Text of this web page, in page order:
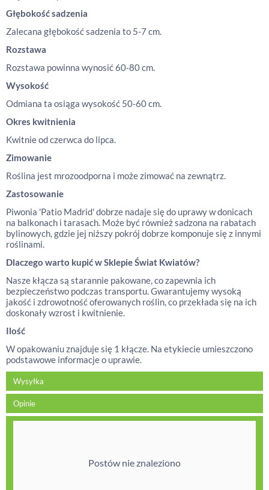
Głębokość sadzenia
Zalecana głębokość sadzenia to 5-7 cm.
Rozstawa
Rozstawa powinna wynosić 60-80 cm.
Wysokość
Odmiana ta osiąga wysokość 50-60 cm.
Okres kwitnienia
Kwitnie od czerwca do lipca.
Zimowanie
Roślina jest mrozoodporna i może zimować na zewnątrz.
Zastosowanie
Piwonia 'Patio Madrid' dobrze nadaje się do uprawy w donicach
na balkonach i tarasach. Może być również sadzona na rabatach
bylinowych, gdzie jej niższy pokrój dobrze komponuje się z innymi
roślinami.
Dlaczego warto kupić w Sklepie Świat Kwiatów?
Nasze kłącza są starannie pakowane, co zapewnia ich
bezpieczeństwo podczas transportu. Gwarantujemy wysoką
jakość i zdrowotność oferowanych roślin, co przekłada się na ich
doskonały wzrost i kwitnienie.
Ilość
W opakowaniu znajduje się 1 kłącze. Na etykiecie umieszczono
podstawowe informacje o uprawie.
Wysyłka
Opinie
Postów nie znaleziono